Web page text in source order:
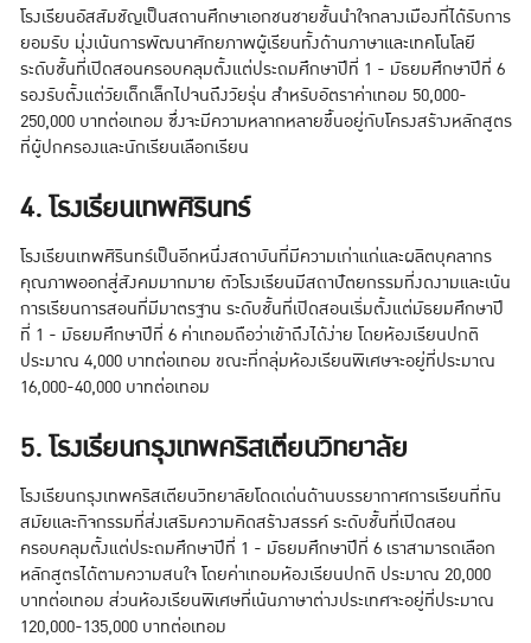
โรงเรียนอัสสัมชัญเป็นสถานศึกษาเอกชนชายชั้นนำใจกลางเมืองที่ได้รับการ
ยอมรับ มุ่งเน้นการพัฒนาศักยภาพผู้เรียนทั้งด้านภาษาและเทคโนโลยี
ระดับชั้นที่เปิดสอนครอบคลุมตั้งแต่ประถมศึกษาปีที่ 1 - มัธยมศึกษาปีที่ 6
รองรับตั้งแต่วัยเด็กเล็กไปจนถึงวัยรุ่น สำหรับอัตราค่าเทอม 50,000-
250,000 บาทต่อเทอม ซึ่งจะมีความหลากหลายขึ้นอยู่กับโครงสร้างหลักสูตร
ที่ผู้ปกครองและนักเรียนเลือกเรียน
4. โรงเรียนเทพศิรินทร์
โรงเรียนเทพศิรินทร์เป็นอีกหนึ่งสถาบันที่มีความเก่าแก่และผลิตบุคลากร
คุณภาพออกสู่สังคมมากมาย ตัวโรงเรียนมีสถาปัตยกรรมที่งดงามและเน้น
การเรียนการสอนที่มีมาตรฐาน ระดับชั้นที่เปิดสอนเริ่มตั้งแต่มัธยมศึกษาปี
ที่ 1 - มัธยมศึกษาปีที่ 6 ค่าเทอมถือว่าเข้าถึงได้ง่าย โดยห้องเรียนปกติ
ประมาณ 4,000 บาทต่อเทอม ขณะที่กลุ่มห้องเรียนพิเศษจะอยู่ที่ประมาณ
16,000-40,000 บาทต่อเทอม
5. โรงเรียนกรุงเทพคริสเตียนวิทยาลัย
โรงเรียนกรุงเทพคริสเตียนวิทยาลัยโดดเด่นด้านบรรยากาศการเรียนที่ทัน
สมัยและกิจกรรมที่ส่งเสริมความคิดสร้างสรรค์ ระดับชั้นที่เปิดสอน
ครอบคลุมตั้งแต่ประถมศึกษาปีที่ 1 - มัธยมศึกษาปีที่ 6 เราสามารถเลือก
หลักสูตรได้ตามความสนใจ โดยค่าเทอมห้องเรียนปกติ ประมาณ 20,000
บาทต่อเทอม ส่วนห้องเรียนพิเศษที่เน้นภาษาต่างประเทศจะอยู่ที่ประมาณ
120,000-135,000 บาทต่อเทอม